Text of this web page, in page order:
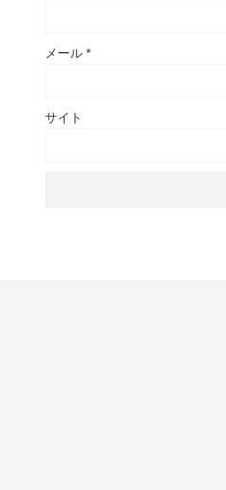
メール *
サイト